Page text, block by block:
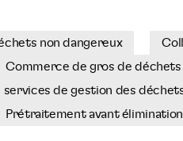
non dangereux
Commerce de gros de déchets
de gestion des
Prétraitement avant